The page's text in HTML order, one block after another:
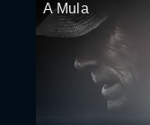
A Mula